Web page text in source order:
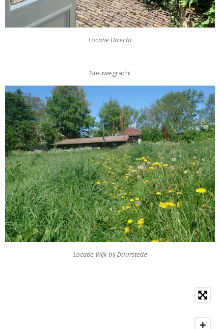
Locatie Utrecht
Nieuwegracht
Locatie Wijk bij Duurstede